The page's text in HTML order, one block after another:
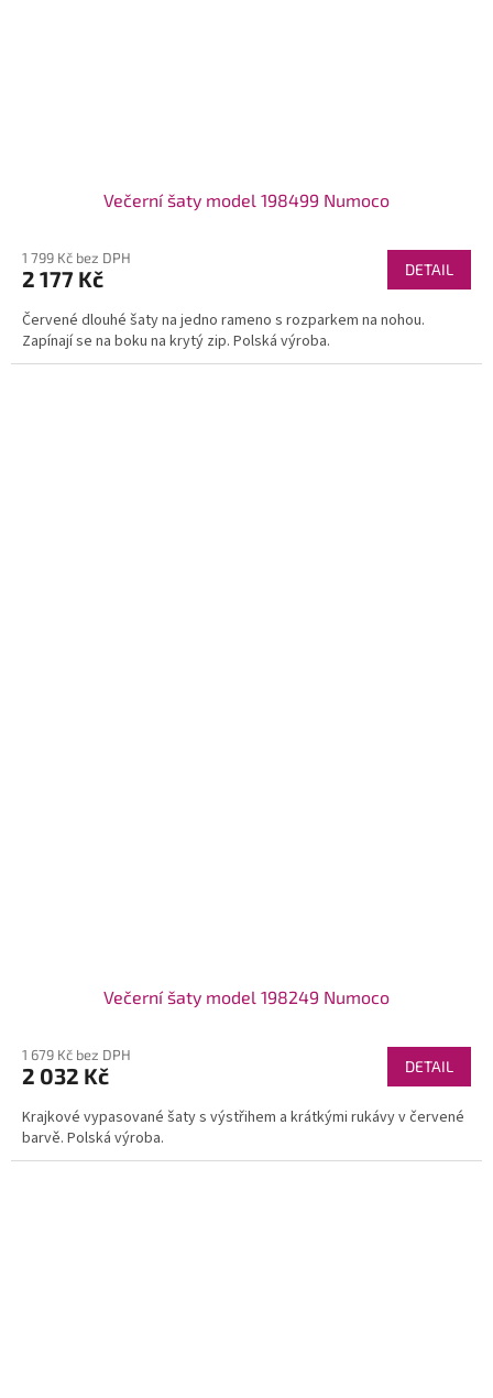
Večerní šaty model 198499 Numoco
1 799 Kč bez DPH
2 177 Kč DETAIL
Červené dlouhé šaty na jedno rameno s rozparkem na nohou.
Zapínají se na boku na krytý zip. Polská výroba.
Večerní šaty model 198249 Numoco
1 679 Kč bez DPH
2 032 Kč DETAIL
Krajkové vypasované šaty s výstřihem a krátkými rukávy v červené
barvě. Polská výroba.